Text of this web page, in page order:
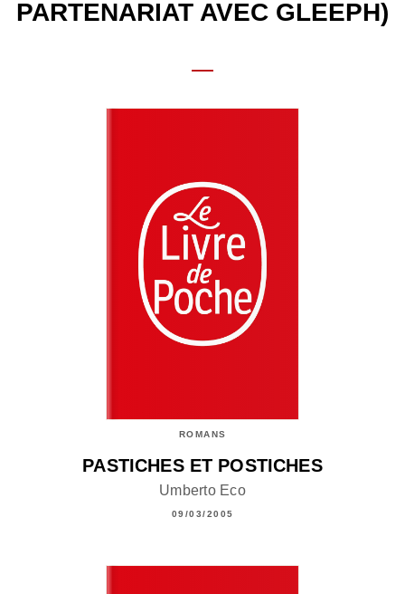
PARTENARIAT AVEC GLEEPH)
ROMANS
PASTICHES ET POSTICHES
Umberto Eco
09/03/2005